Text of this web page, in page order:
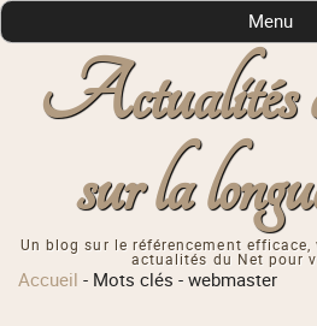
sur la
Un blog sur le référencement
actualités du Net pour
Menu
Accueil - Mots clés -webmaster